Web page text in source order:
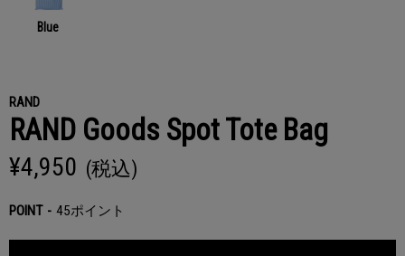
Blue
RAND
RAND Goods Spot Tote Bag
¥4,950 (税込)
POINT 45ポイント